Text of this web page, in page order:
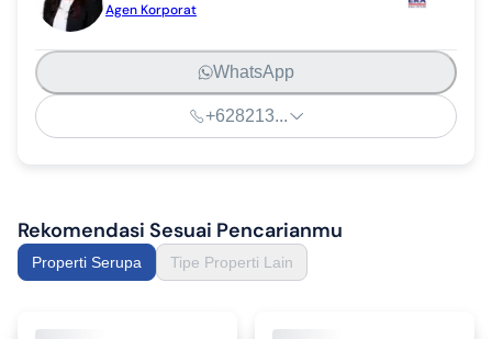
Agen Korporat
+628213...
WhatsApp
Rekomendasi Sesuai Pencarianmu
Properti Serupa Tipe Properti Lain